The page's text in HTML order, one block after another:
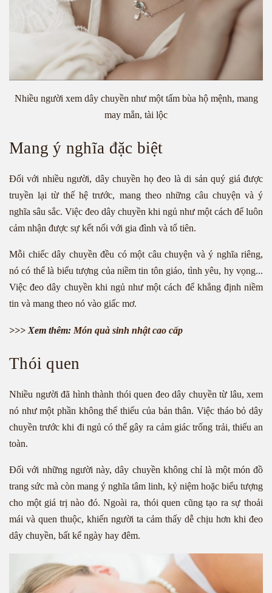
Nhiều người xem dây chuyền như một tấm bùa hộ mệnh, mang
may mắn, tài lộc
Mang ý nghĩa đặc biệt
Đối với nhiều người, dây chuyền họ đeo là di sản quý giá được
truyền lại từ thế hệ trước, mang theo những câu chuyện và ý
nghĩa sâu sắc. Việc đeo dây chuyền khi ngủ như một cách để luôn
cảm nhận được sự kết nối với gia đình và tổ tiên.
Mỗi chiếc dây chuyền đều có một câu chuyện và ý nghĩa riêng,
nó có thể là biểu tượng của niềm tin tôn giáo, tình yêu, hy vọng...
Việc đeo dây chuyền khi ngủ như một cách để khẳng định niềm
tin và mang theo nó vào giấc mơ.
>>> Xem thêm: Món quà sinh nhật cao cấp
Thói quen
Nhiều người đã hình thành thói quen đeo dây chuyền từ lâu, xem
nó như một phần không thể thiếu của bản thân. Việc tháo bỏ dây
chuyền trước khi đi ngủ có thể gây ra cảm giác trống trải, thiếu an
toàn.
Đối với những người này, dây chuyền không chỉ là một món đồ
trang sức mà còn mang ý nghĩa tâm linh, kỷ niệm hoặc biểu tượng
cho một giá trị nào đó. Ngoài ra, thói quen cũng tạo ra sự thoải
mái và quen thuộc, khiến người ta cảm thấy dễ chịu hơn khi đeo
dây chuyền, bất kể ngày hay đêm.